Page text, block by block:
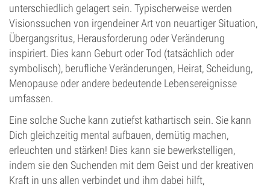
unterschiedlich gelagert sein. Typischerweise werden
Visionssuchen von irgendeiner Art von neuartiger Situation,
Übergangsritus, Herausforderung oder Veränderung
inspiriert. Dies kann Geburt oder Tod (tatsächlich oder
symbolisch), berufliche Veränderungen, Heirat, Scheidung,
Menopause oder andere bedeutende Lebensereignisse
umfassen.
Eine solche Suche kann zutiefst kathartisch sein. Sie kann
Dich gleichzeitig mental aufbauen, demütig machen,
erleuchten und stärken! Dies kann sie bewerkstelligen,
indem sie den Suchenden mit dem Geist und der kreativen
Kraft in uns allen verbindet und ihm dabei hilft,